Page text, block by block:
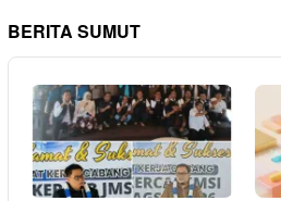
BERITA SUMUT